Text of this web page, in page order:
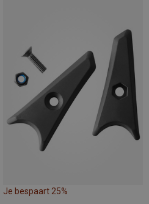
Je bespaart 25%